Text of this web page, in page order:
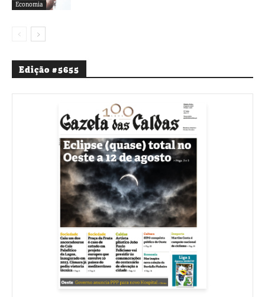
Economia
Edição #5655